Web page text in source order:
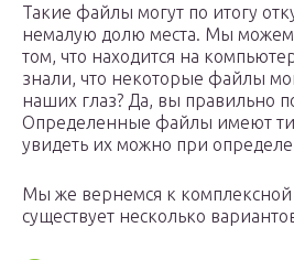
Такие файлы могут по итогу
немалую долю места. Мы можем
том, что находится на
знали, что некоторые файлы
наших глаз? Да, вы правильно
Определенные файлы имеют
увидеть их можно при
Мы же вернемся к комплексной
существует несколько